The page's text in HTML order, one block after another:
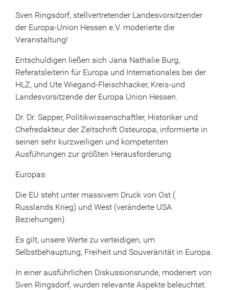
Sven Ringsdorf, stellvertretender Landesvorsitzender
der Europa-Union Hessen e.V. moderierte die
Veranstaltung!
Entschuldigen ließen sich Jana Nathalie Burg,
Referatsleiterin für Europa und Internationales bei der
HLZ, und Ute Wiegand-Fleischhacker, Kreis-und
Landesvorsitzende der Europa Union Hessen.
Dr. Dr. Sapper, Politikwissenschaftler, Historiker und
Chefredakteur der Zeitschrift Osteuropa, informierte in
seinen sehr kurzweiligen und kompetenten
Ausführungen zur größten Herausforderung
Europas:
Die EU steht unter massivem Druck von Ost (
Russlands Krieg) und West (veränderte USA
Beziehungen).
Es gilt, unsere Werte zu verteidigen, um
Selbstbehauptung, Freiheit und Souveränität in Europa.
In einer ausführlichen Diskussionsrunde, moderiert von
Sven Ringsdorf, wurden relevante Aspekte beleuchtet.